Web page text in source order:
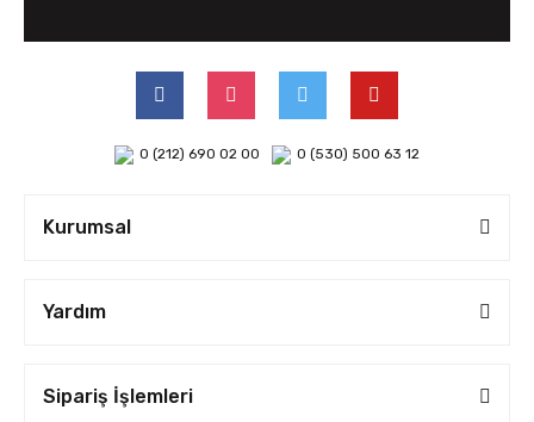
0 (212) 690 02 00 0 (530) 500 63 12
Kurumsal
Yardım
Sipariş İşlemleri